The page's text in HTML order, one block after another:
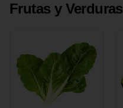
Frutas y Verduras